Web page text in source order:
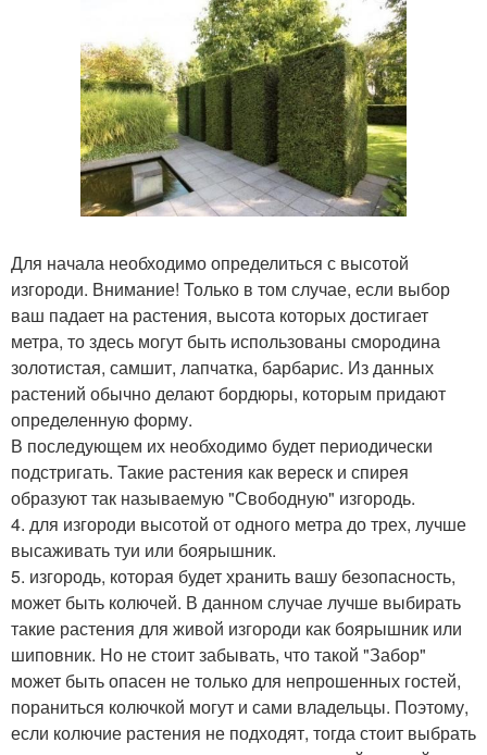
Для начала необходимо определиться с высотой
изгороди. Внимание! Только в том случае, если выбор
ваш падает на растения, высота которых достигает
метра, то здесь могут быть использованы смородина
золотистая, самшит, лапчатка, барбарис. Из данных
растений обычно делают бордюры, которым придают
определенную форму.
В последующем их необходимо будет периодически
подстригать. Такие растения как вереск и спирея
образуют так называемую "Свободную" изгородь.
4. для изгороди высотой от одного метра до трех, лучше
высаживать туи или боярышник.
5. изгородь, которая будет хранить вашу безопасность,
может быть колючей. В данном случае лучше выбирать
такие растения для живой изгороди как боярышник или
шиповник. Но не стоит забывать, что такой "Забор"
может быть опасен не только для непрошенных гостей,
пораниться колючкой могут и сами владельцы. Поэтому,
если колючие растения не подходят, тогда стоит выбрать